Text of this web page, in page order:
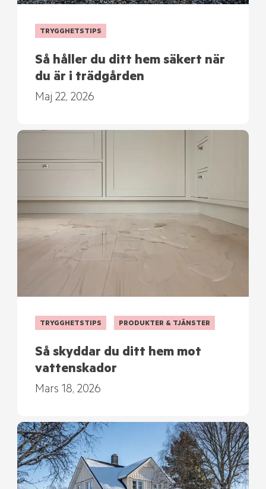
TRYGGHETSTIPS
Så håller du ditt hem säkert när
du är i trädgården
Maj 22, 2026
TRYGGHETSTIPS PRODUKTER & TJÄNSTER
Så skyddar du ditt hem mot
vattenskador
Mars 18, 2026